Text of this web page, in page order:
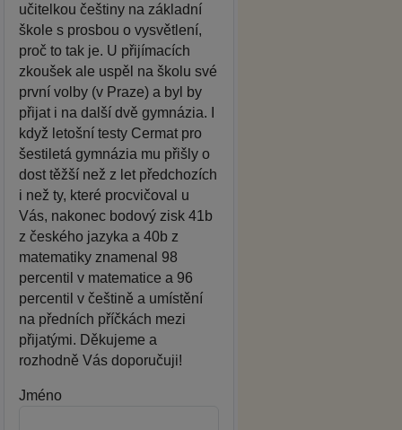
učitelkou češtiny na základní
škole s prosbou o vysvětlení,
proč to tak je. U přijímacích
zkoušek ale uspěl na školu své
první volby (v Praze) a byl by
přijat i na další dvě gymnázia. I
když letošní testy Cermat pro
šestiletá gymnázia mu přišly o
dost těžší než z let předchozích
i než ty, které procvičoval u
Vás, nakonec bodový zisk 41b
z českého jazyka a 40b z
matematiky znamenal 98
percentil v matematice a 96
percentil v češtině a umístění
na předních příčkách mezi
přijatými. Děkujeme a
rozhodně Vás doporučuji!
Jméno